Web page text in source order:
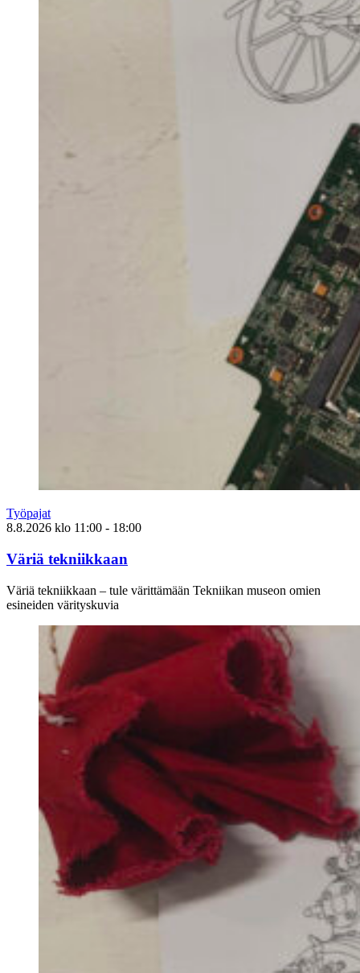
Työpajat
8.8.2026 klo 11:00 - 18:00
Väriä tekniikkaan
Väriä tekniikkaan – tule värittämään Tekniikan museon omien
esineiden värityskuvia